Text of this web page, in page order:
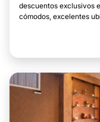
descuentos exclusivos
cómodos, excelentes